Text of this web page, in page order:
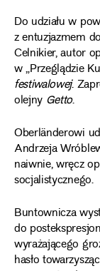
Do udziału w
z entuzjazmem
Celnikier, autor
w „Przeglądzie
festiwalowej.
olejny Getto.
Oberländerowi
Andrzeja
naiwnie, wręcz
socjalistycznego.
Buntownicza
do
wyrażającego
hasło